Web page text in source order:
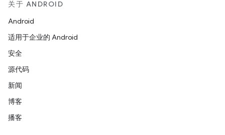
关于 ANDROID
Android
适用于企业的 Android
安全
源代码
新闻
博客
播客